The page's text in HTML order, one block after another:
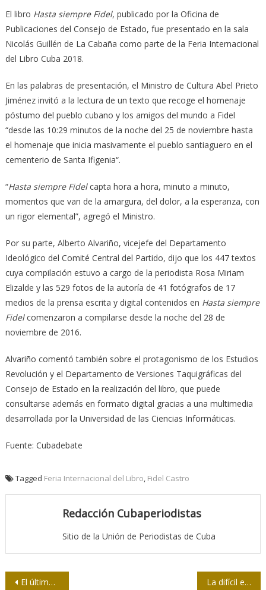
El libro Hasta siempre Fidel, publicado por la Oficina de
Publicaciones del Consejo de Estado, fue presentado en la sala
Nicolás Guillén de La Cabaña como parte de la Feria Internacional
del Libro Cuba 2018.
En las palabras de presentación, el Ministro de Cultura Abel Prieto
Jiménez invitó a la lectura de un texto que recoge el homenaje
póstumo del pueblo cubano y los amigos del mundo a Fidel
“desde las 10:29 minutos de la noche del 25 de noviembre hasta
el homenaje que inicia masivamente el pueblo santiaguero en el
cementerio de Santa Ifigenia“.
“Hasta siempre Fidelcapta hora a hora, minuto a minuto,
momentos que van de la amargura, del dolor, a la esperanza, con
un rigor elemental”, agregó el Ministro.
Por su parte, Alberto Alvariño, vicejefe del Departamento
Ideológico del Comité Central del Partido, dijo que los 447 textos
cuya compilación estuvo a cargo de la periodista Rosa Miriam
Elizalde y las 529 fotos de la autoría de 41 fotógrafos de 17
medios de la prensa escrita y digital contenidos en Hasta siempre
Fidelcomenzaron a compilarse desde la noche del 28 de
noviembre de 2016.
Alvariño comentó también sobre el protagonismo de los Estudios
Revolución y el Departamento de Versiones Taquigráficas del
Consejo de Estado en la realización del libro, que puede
consultarse además en formato digital gracias a una multimedia
desarrollada por la Universidad de las Ciencias Informáticas.
Fuente: Cubadebate
Tagged Feria Internacional del Libro, Fidel Castro
Redacción Cubaperiodistas
Sitio de la Unión de Periodistas de Cuba
Navegación
El último combate de “El Chaca” La difícil escritura de los números